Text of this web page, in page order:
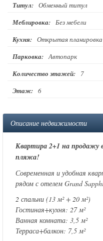
Титул: Обменный титул
Меблировка: Без мебели
Кухня: Открытая планировка
Парковка: Автопарк
Количество этажей:
7
Этаж: 6
Описание недвижимости
Квартира 2+1 на
пляжа!
Современная и удобная
рядом с отелем Grand
2 спальни (13 м² + 20 м²)
Гостиная+кухня: 27 м²
Ванная комната: 3,5 м²
Терраса+балкон: 7,5 м²